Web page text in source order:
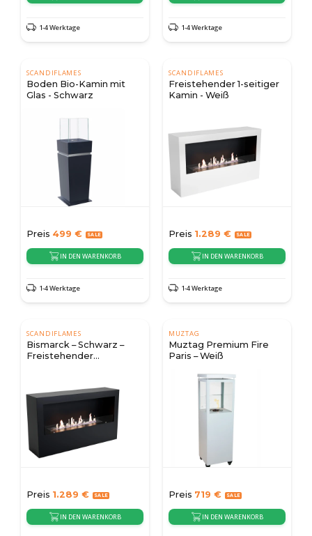
1-4 Werktage 1-4 Werktage
SCANDIFLAMES
Boden Bio-Kamin mit
Glas - Schwarz
Preis 499 €
IN DEN WARENKORB
1-4 Werktage
SCANDIFLAMES
Freistehender 1-seitiger
Kamin - Weiß
Preis 1.289 €
IN DEN WARENKORB
1-4 Werktage
SCANDIFLAMES
Bismarck – Schwarz –
Freistehender
Preis 1.289 €
IN DEN WARENKORB
MUZTAG
Muztag Premium Fire
Paris – Weiß
Preis 719 €
IN DEN WARENKORB